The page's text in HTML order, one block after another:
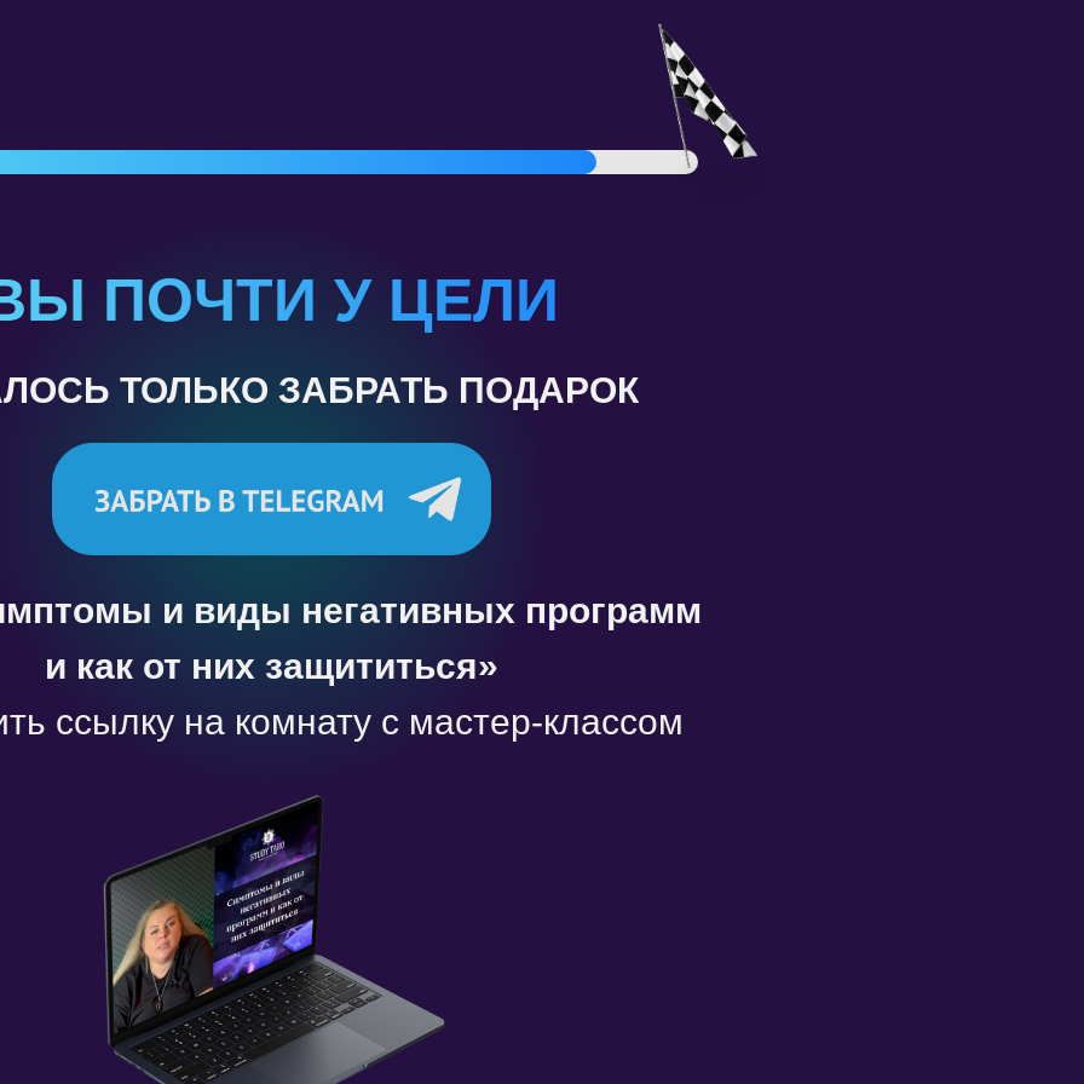
ПОЧТИ У ЦЕЛИ
ТОЛЬКО ЗАБРАТЬ ПОДАРОК
и виды негативных программ
и как от них защититься»‎
ссылку на комнату с мастер-классом